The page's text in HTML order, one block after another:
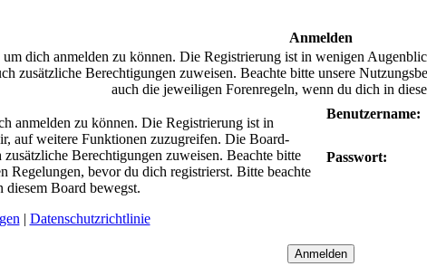
Anmelden
dich anmelden zu können. Die Registrierung ist in wenigen
zusätzliche Berechtigungen zuweisen. Beachte bitte unsere
auch die jeweiligen Forenregeln, wenn du dich in
anmelden zu können. Die Registrierung ist in
auf weitere Funktionen zuzugreifen. Die Board-
Berechtigungen zuweisen. Beachte bitte
Regelungen, bevor du dich registrierst. Bitte beachte
Board bewegst.
| Datenschutzrichtlinie
Benutzername:
Passwort: